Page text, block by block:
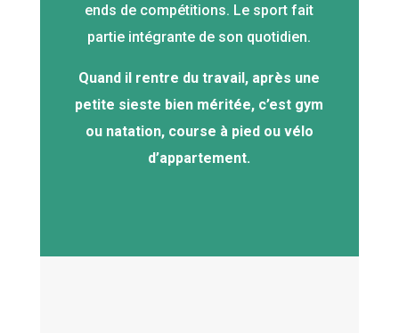
ends de compétitions. Le sport fait
partie intégrante de son quotidien.
Quand il rentre du travail, après une
petite sieste bien méritée, c’est gym
ou natation, course à pied ou vélo
d’appartement.